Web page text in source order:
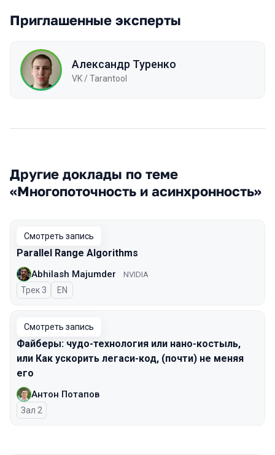
Приглашенные эксперты
Александр Туренко
VK / Tarantool
Другие доклады по теме
«Многопоточность и асинхронность»
Смотреть запись
Parallel Range Algorithms
Abhilash Majumder NVIDIA
Трек 3 На английском языке
EN
Смотреть запись
Файберы: чудо-технология или нано-костыль,
или Как ускорить легаси-код, (почти) не меняя
его
Антон Потапов
Зал 2